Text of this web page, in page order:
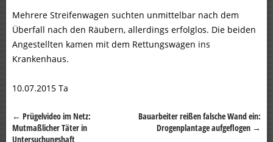
Mehrere Streifenwagen suchten unmittelbar nach dem
Überfall nach den Räubern, allerdings erfolglos. Die beiden
Angestellten kamen mit dem Rettungswagen ins
Krankenhaus.
10.07.2015 Ta
Beitragsnavigation
← Prügelvideo im Netz:
Mutmaßlicher Täter in
Untersuchungshaft
Bauarbeiter reißen falsche Wand ein:
Drogenplantage aufgeflogen →